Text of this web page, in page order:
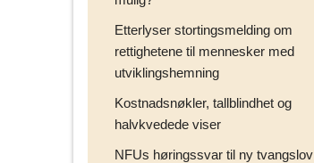
Etterlyser stortingsmelding om
rettighetene til mennesker med
utviklingshemning
Kostnadsnøkler, tallblindhet og
halvkvedede viser
NFUs høringssvar til ny tvangslov